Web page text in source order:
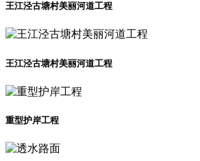
王江泾古塘村美丽河道工程
王江泾古塘村美丽河道工程
重型护岸工程